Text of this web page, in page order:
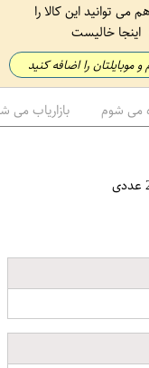
می توانید این کالا را
اینجا خالیست
موبایلتان را اضافه کنید
می شوم بازاریاب می